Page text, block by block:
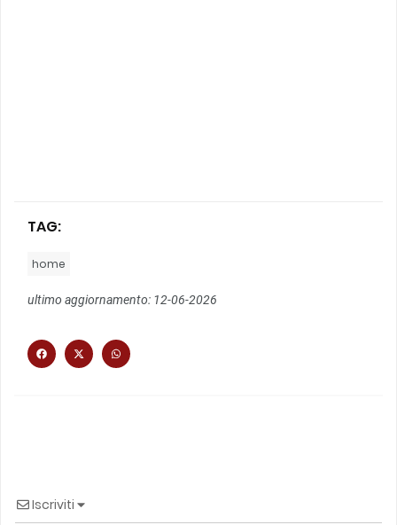
TAG:
home
ultimo aggiornamento: 12-06-2026
Iscriviti